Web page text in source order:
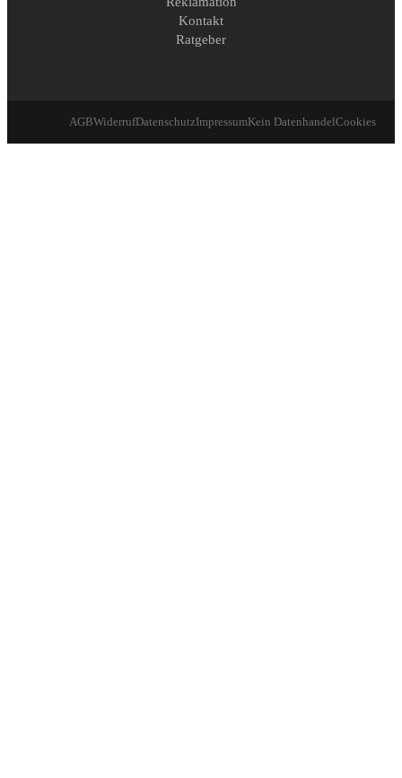
Kontakt
Ratgeber
AGBWiderrufDatenschutzImpressumKein DatenhandelCookies